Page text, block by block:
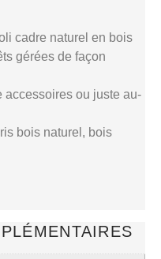
cadre naturel en bois
gérées de façon
accessoires ou juste au-
bois naturel, bois